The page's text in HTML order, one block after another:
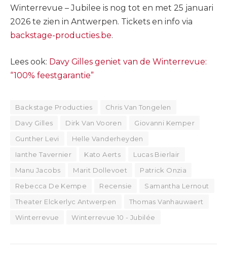
Winterrevue – Jubilee is nog tot en met 25 januari
2026 te zien in Antwerpen. Tickets en info via
backstage-producties.be.
Lees ook: Davy Gilles geniet van de Winterrevue:
“100% feestgarantie”
Backstage Producties
Chris Van Tongelen
Davy Gilles
Dirk Van Vooren
Giovanni Kemper
Gunther Levi
Helle Vanderheyden
Ianthe Tavernier
Kato Aerts
Lucas Bierlair
Manu Jacobs
Marit Dollevoet
Patrick Onzia
Rebecca De Kempe
Recensie
Samantha Lernout
Theater Elckerlyc Antwerpen
Thomas Vanhauwaert
Winterrevue
Winterrevue 10 - Jubilée